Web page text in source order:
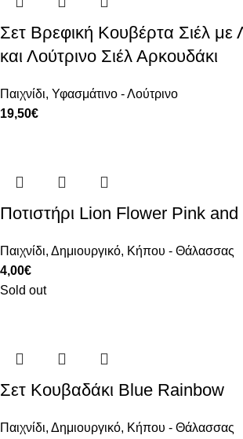
Σετ Βρεφική Κουβέρτα Σιέλ
και Λούτρινο Σιέλ Αρκουδάκι
Παιχνίδι, Υφασμάτινο - Λούτρινο
19,50€
Ποτιστήρι Lion Flower Pink
Παιχνίδι, Δημιουργικό, Κήπου - Θάλασσας
4,00€
Sold out
Σετ Κουβαδάκι Blue Rainbow
Παιχνίδι, Δημιουργικό, Κήπου - Θάλασσας